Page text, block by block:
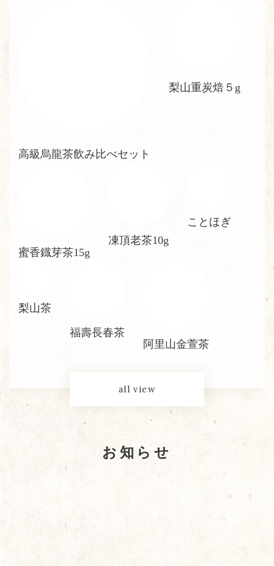
高級烏龍茶飲み比べセット
梨山重炭焙５g
蜜香鐡芽茶15g
凍頂老茶10g
ことほぎ
梨山茶
福壽長春茶
阿里山金萱茶
all view
お知らせ